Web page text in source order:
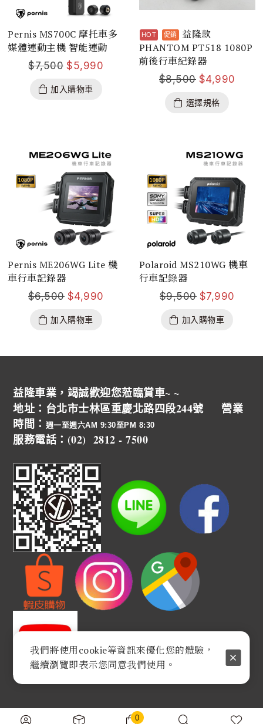
Pernis MS700C 摩托車多
媒體連動主機 智能連動
$7,500 $5,990
加入購物車
益隆款
PHANTOM PT518 1080P
前後行車紀錄器
$8,500 $4,990
選擇規格
Pernis ME206WG Lite 機
車行車記錄器
$6,500 $4,990
加入購物車
Polaroid MS210WG 機車
行車記錄器
$9,500 $7,990
加入購物車
益隆車業，竭誠歡迎您蒞臨賞車~ ~
地址：台北市士林區重慶北路四段244號 營業
時間： 週一至週六AM 9:30至PM 8:30
服務電話：(02) 2812 - 7500
0
我們將使用cookie等資訊來優化您的體驗，
繼續瀏覽即表示您同意我們使用。